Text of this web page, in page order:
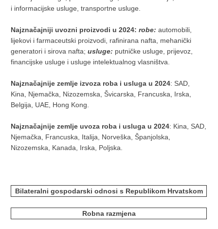
i informacijske usluge, transportne usluge.
Najznačajniji uvozni proizvodi u 2024: robe: automobili,
lijekovi i farmaceutski proizvodi, rafinirana nafta, mehanički
generatori i sirova nafta;usluge: putničke usluge, prijevoz,
financijske usluge i usluge intelektualnog vlasništva.
Najznačajnije zemlje izvoza roba i usluga u 2024: SAD,
Kina, Njemačka, Nizozemska, Švicarska, Francuska, Irska,
Belgija, UAE, Hong Kong.
Najznačajnije zemlje uvoza roba i usluga u 2024: Kina, SAD,
Njemačka, Francuska, Italija, Norveška, Španjolska,
Nizozemska, Kanada, Irska, Poljska.
Bilateralni gospodarski odnosi s Republikom Hrvatskom
Robna razmjena